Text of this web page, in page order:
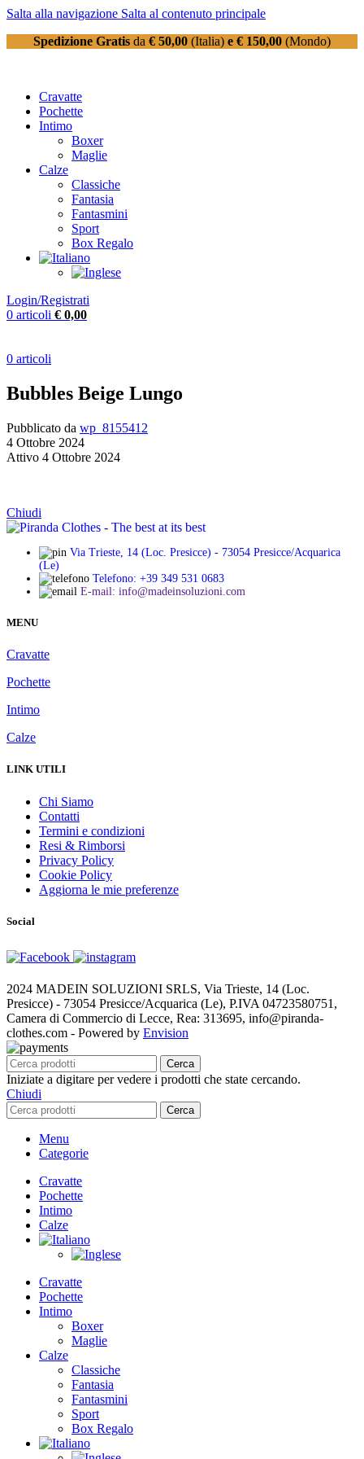
Salta alla navigazione Salta al contenuto principale
Spedizione Gratis da € 50,00 (Italia) e € 150,00 (Mondo)
Cravatte
Pochette
Intimo
Boxer
Maglie
Calze
Classiche
Fantasia
Fantasmini
Sport
Box Regalo
Login/Registrati
0 articoli € 0,00
0 articoli
Bubbles Beige Lungo
Pubblicato da wp_8155412
4 Ottobre 2024
Attivo 4 Ottobre 2024
Chiudi
Via Trieste, 14 (Loc. Presicce) - 73054 Presicce/Acquarica
(Le)
Telefono: +39 349 531 0683
E-mail: info@madeinsoluzioni.com
MENU
Cravatte
Pochette
Intimo
Calze
LINK UTILI
Chi Siamo
Contatti
Termini e condizioni
Resi & Rimborsi
Privacy Policy
Cookie Policy
Aggiorna le mie preferenze
Social
2024 MADEIN SOLUZIONI SRLS, Via Trieste, 14 (Loc.
Presicce) - 73054 Presicce/Acquarica (Le), P.IVA 04723580751,
Camera di Commercio di Lecce, Rea: 313695, info@piranda-
clothes.com - Powered by Envision
Cerca
Iniziate a digitare per vedere i prodotti che state cercando.
Chiudi
Cerca
Menu
Categorie
Cravatte
Pochette
Intimo
Calze
Cravatte
Pochette
Intimo
Boxer
Maglie
Calze
Classiche
Fantasia
Fantasmini
Sport
Box Regalo